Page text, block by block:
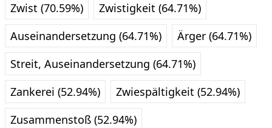
Zwist (70.59%)
Zwistigkeit (64.71%)
Auseinandersetzung (64.71%)
Ärger (64.71%)
Streit, Auseinandersetzung (64.71%)
Zankerei (52.94%)
Zwiespältigkeit (52.94%)
Zusammenstoß (52.94%)